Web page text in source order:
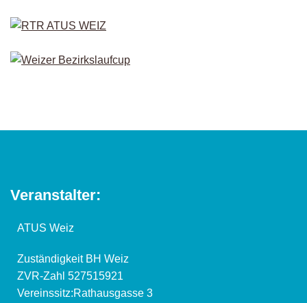
Veranstalter:
ATUS Weiz
Zuständigkeit BH Weiz
ZVR-Zahl 527515921
Vereinssitz:Rathausgasse 3